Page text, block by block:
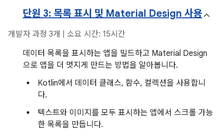
단원 3: 목록 표시 및 Material Design 사용
개발자 과정 3개 | 소요 시간: 15시간
데이터 목록을 표시하는 앱을 빌드하고 Material Design
으로 앱을 더 멋지게 만드는 방법을 알아봅니다.
Kotlin에서 데이터 클래스, 함수, 컬렉션을 사용합니
다.
텍스트와 이미지를 모두 표시하는 앱에서 스크롤 가능
한 목록을 만듭니다.